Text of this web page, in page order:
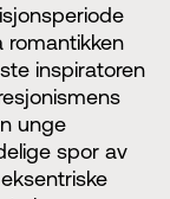
romantikken
inspiratoren
unge
spor av